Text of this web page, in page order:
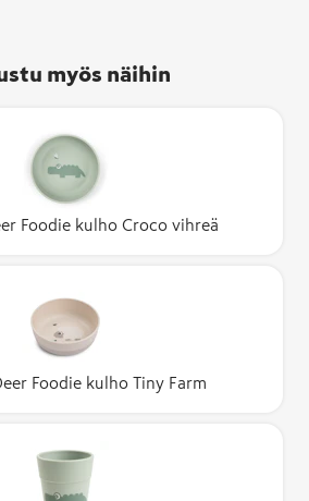
myös näihin
Foodie kulho Croco vihreä
Foodie kulho Tiny Farm